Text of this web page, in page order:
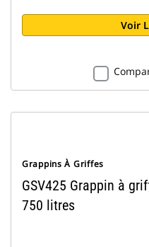
Voir
Grappins À Griffes
GSV425 Grappin à
750 litres